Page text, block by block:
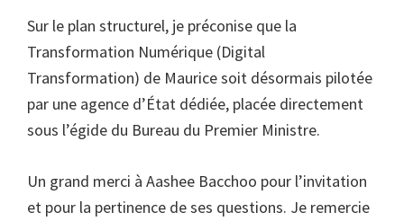
Sur le plan structurel, je préconise que la
Transformation Numérique (Digital
Transformation) de Maurice soit désormais pilotée
par une agence d’État dédiée, placée directement
sous l’égide du Bureau du Premier Ministre.
Un grand merci à Aashee Bacchoo pour l’invitation
et pour la pertinence de ses questions. Je remercie